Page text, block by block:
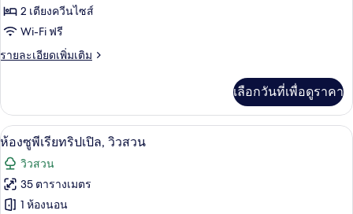
ห้อง
ซู
พี
ทริปเปิล
2 เตียงควีนไซส์
Wi-Fi ฟรี
รายละเอียดเพิ่มเติม
ราย
เกี่ยว
กับ
ห้อง
พี
เรีย
ทริปเปิล
เลือกวันที่เพื่อดูราคา
เปิด
ภาพถ่าย
ทั้งหมด
ของ
เครื่องนอนระดับพรีเมียม, เตียงพร้อม
5
ห้องซูพีเรียทริปเปิล, วิวสวน
วิวสวน
35 ตารางเมตร
1 ห้องนอน